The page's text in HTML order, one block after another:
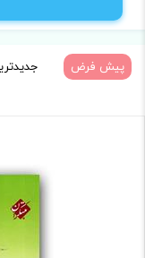
پیش فرض